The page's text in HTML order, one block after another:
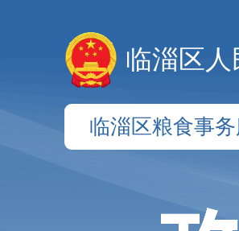
临淄区人
临淄区粮食事